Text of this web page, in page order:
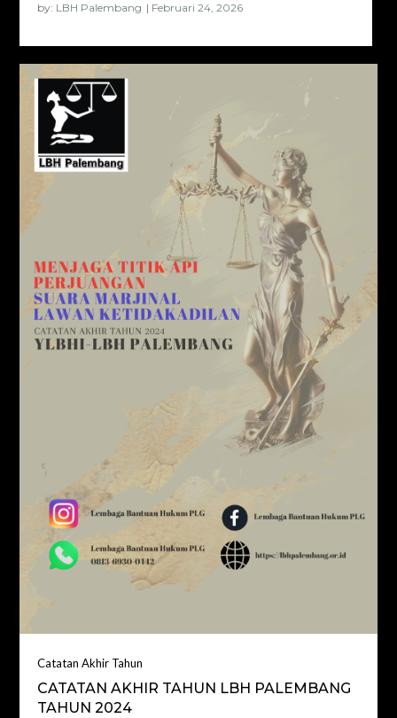
by: LBH Palembang
Catatan Akhir Tahun
CATATAN AKHIR TAHUN LBH PALEMBANG
TAHUN 2024